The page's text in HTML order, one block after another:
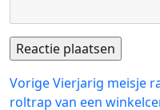
Bericht
VorigeVorig
bericht:
Vierjarig meisje
roltrap van een